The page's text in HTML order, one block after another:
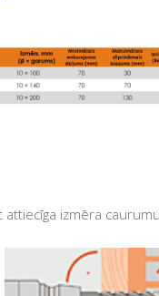
attiecīga izmēra